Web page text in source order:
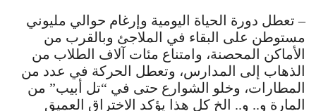
– تعطل دورة الحياة اليومية وإرغام حوالي مليوني
مستوطن على البقاء في الملاجئ وبالقرب من
الأماكن المحصنة، وامتناع مئات آلاف الطلاب من
الذهاب إلى المدارس، وتعطل الحركة في عدد من
المطارات، وخلو الشوارع حتى في “تل أبيب” من
المارة و.. و.. الخ كل هذا يؤكد الاختراق العميق